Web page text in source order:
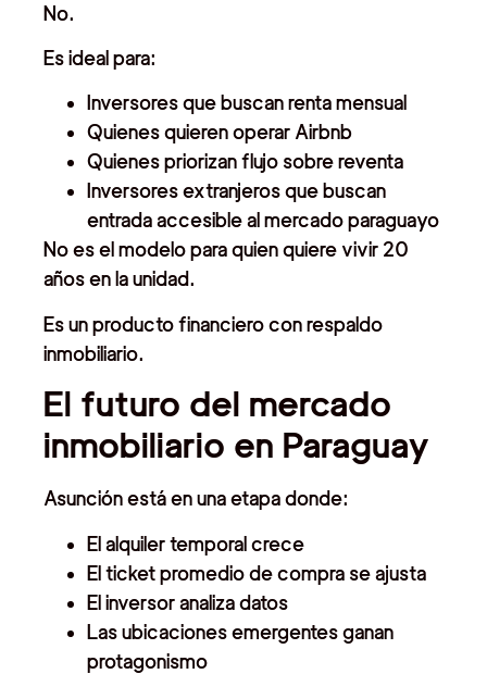
No.
Es ideal para:
Inversores que buscan renta mensual
Quienes quieren operar Airbnb
Quienes priorizan flujo sobre reventa
Inversores extranjeros que buscan
entrada accesible al mercado paraguayo
No es el modelo para quien quiere vivir 20
años en la unidad.
Es un producto financiero con respaldo
inmobiliario.
El futuro del mercado
inmobiliario en Paraguay
Asunción está en una etapa donde:
El alquiler temporal crece
El ticket promedio de compra se ajusta
El inversor analiza datos
Las ubicaciones emergentes ganan
protagonismo